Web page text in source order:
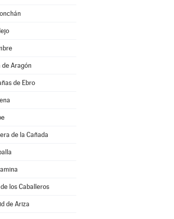
de Aragón
de Ebro
de la Cañada
de los Caballeros
de Ariza